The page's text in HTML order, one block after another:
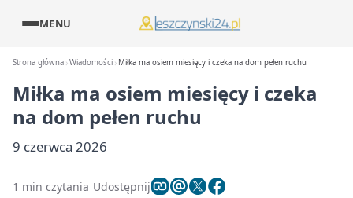
MENU
Strona główna Wiadomości Miłka ma osiem miesięcy i czeka na dom pełen ruchu
Miłka ma osiem miesięcy i czeka
na dom pełen ruchu
9 czerwca 2026
1 min czytania Udostępnij